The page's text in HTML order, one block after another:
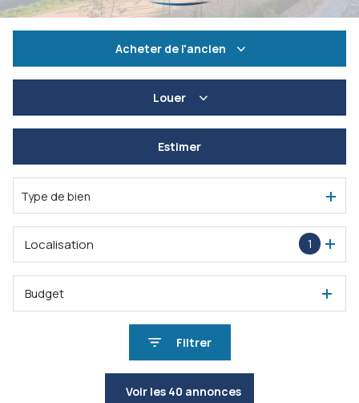
Acheter de l'ancien
De l'immo pro
Louer
Estimer
Type de bien
1
Localisation
Budget
Filtrer
Voir les 40 annonces